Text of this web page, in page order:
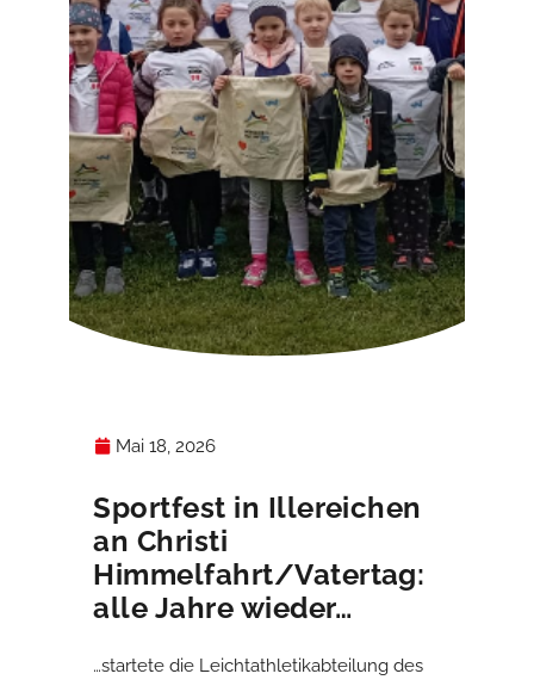
Mai 18, 2026
Sportfest in Illereichen
an Christi
Himmelfahrt/Vatertag:
alle Jahre wieder…
…startete die Leichtathletikabteilung des